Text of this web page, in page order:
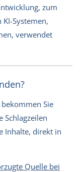
zum
Systemen,
verwendet
Sie
Schlagzeilen
Inhalte, direkt in
Quelle bei